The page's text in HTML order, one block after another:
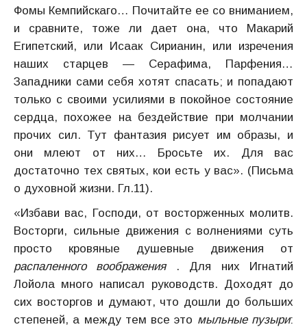
Фомы Кемпийскаго… Почитайте ее со вниманием,
и сравните, тоже ли дает она, что Макарий
Египетский, или Исаак Сирианин, или изречения
наших старцев — Серафима, Парфения…
Западники сами себя хотят спасать; и попадают
только с своими усилиями в покойное состояние
сердца, похожее на бездействие при молчании
прочих сил. Тут фантазия рисует им образы, и
они млеют от них… Бросьте их. Для вас
достаточно тех святых, кои есть у вас». (Письма
о духовной жизни. Гл.11).
«Избави вас, Господи, от восторженных молитв.
Восторги, сильные движения с волнениями суть
просто кровяные душевные движения от
распаленного воображения
. Для них Игнатий
Лойола много написал руководств. Доходят до
сих восторгов и думают, что дошли до больших
степеней, а между тем все это мыльные пузыри: